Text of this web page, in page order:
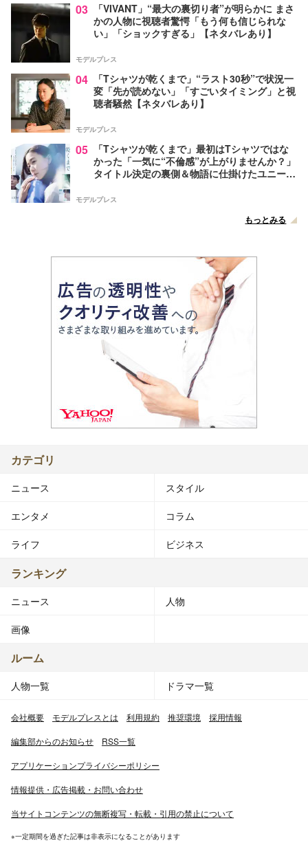
03
「VIVANT」“最大の裏切り者”が明らかに まさ
かの人物に視聴者驚愕「もう何も信じられな
い」「ショックすぎる」【ネタバレあり】
モデルプレス
04
「Tシャツが乾くまで」“ラスト30秒”で状況一
変「先が読めない」「すごいタイミング」と視
聴者騒然【ネタバレあり】
モデルプレス
05
「Tシャツが乾くまで」最初はTシャツではな
かった「一気に“不倫感”が上がりませんか？」
タイトル決定の裏側＆物語に仕掛けたユニーク
モデルプレス
もっとみる
カテゴリ
ニュース スタイル
エンタメ コラム
ライフ ビジネス
ランキング
ニュース 人物
画像
ルーム
人物一覧 ドラマ一覧
会社概要 モデルプレスとは 利用規約 推奨環境 採用情報
編集部からのお知らせ RSS一覧
アプリケーションプライバシーポリシー
情報提供・広告掲載・お問い合わせ
当サイトコンテンツの無断複写・転載・引用の禁止について
※一定期間を過ぎた記事は非表示になることがあります